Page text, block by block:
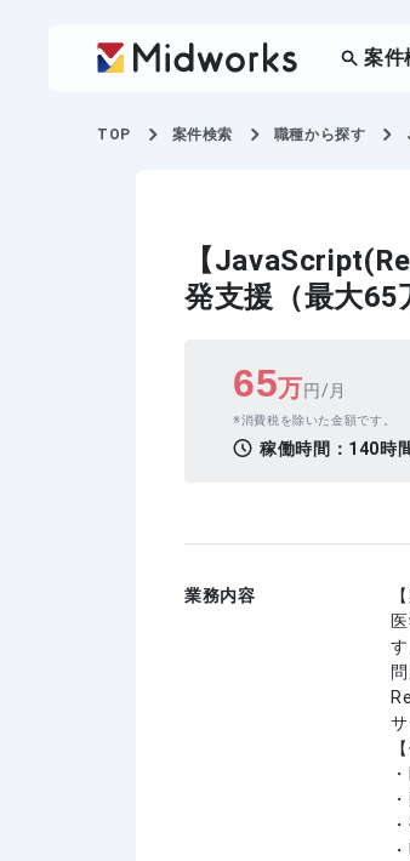
案件
TOP 案件検索 職種から探す
【
発支援（最大65
65万円/月
消費税を除いた金額です。
稼働時間： 140時
業務内容
す